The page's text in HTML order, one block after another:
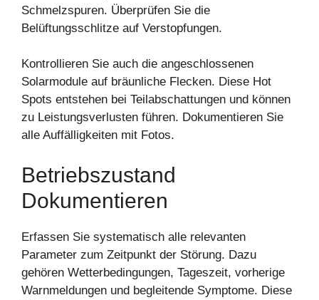
Schmelzspuren. Überprüfen Sie die
Belüftungsschlitze auf Verstopfungen.
Kontrollieren Sie auch die angeschlossenen
Solarmodule auf bräunliche Flecken. Diese Hot
Spots entstehen bei Teilabschattungen und können
zu Leistungsverlusten führen. Dokumentieren Sie
alle Auffälligkeiten mit Fotos.
Betriebszustand
Dokumentieren
Erfassen Sie systematisch alle relevanten
Parameter zum Zeitpunkt der Störung. Dazu
gehören Wetterbedingungen, Tageszeit, vorherige
Warnmeldungen und begleitende Symptome. Diese